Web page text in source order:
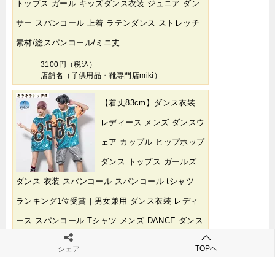
トップス ガール キッズダンス衣装 ジュニア ダン
サー スパンコール 上着 ラテンダンス ストレッチ
素材/総スパンコール/ミニ丈
3100円（税込）
店舗名（子供用品・靴専門店miki）
【着丈83cm】ダンス衣装
レディース メンズ ダンスウ
ェア カップル ヒップホップ
ダンス トップス ガールズ
ダンス 衣装 スパンコール スパンコール tシャツ
ランキング1位受賞｜男女兼用 ダンス衣装 レディ
ース スパンコール Tシャツ メンズ DANCE ダンス
衣装 ヒップホップ ガールズ 練習着 トップス キッ
シェア TOPへ